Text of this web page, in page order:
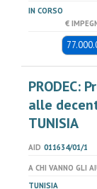
IN CORSO
€
PRODEC:
alle
TUNISIA
AID 011634/01/1
A CHI VANNO GLI
TUNISIA